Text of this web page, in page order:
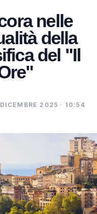
nelle
della
del "Il
2025 · 10:54